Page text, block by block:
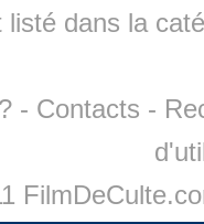
listé dans la
- Contacts -